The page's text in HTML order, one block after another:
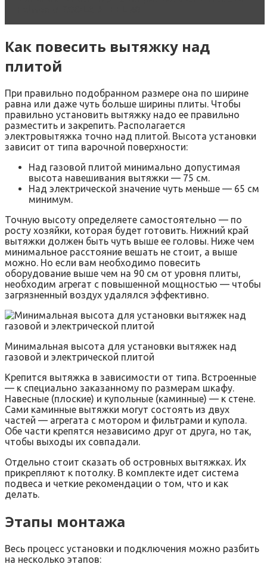
Как повесить вытяжку над
плитой
При правильно подобранном размере она по ширине
равна или даже чуть больше ширины плиты. Чтобы
правильно установить вытяжку надо ее правильно
разместить и закрепить. Располагается
электровытяжка точно над плитой. Высота установки
зависит от типа варочной поверхности:
Над газовой плитой минимально допустимая
высота навешивания вытяжки — 75 см.
Над электрической значение чуть меньше — 65 см
минимум.
Точную высоту определяете самостоятельно — по
росту хозяйки, которая будет готовить. Нижний край
вытяжки должен быть чуть выше ее головы. Ниже чем
минимальное расстояние вешать не стоит, а выше
можно. Но если вам необходимо повесить
оборудование выше чем на 90 см от уровня плиты,
необходим агрегат с повышенной мощностью — чтобы
загрязненный воздух удалялся эффективно.
Минимальная высота для установки вытяжек над
газовой и электрической плитой
Крепится вытяжка в зависимости от типа. Встроенные
— к специально заказанному по размерам шкафу.
Навесные (плоские) и купольные (каминные) — к стене.
Сами каминные вытяжки могут состоять из двух
частей — агрегата с мотором и фильтрами и купола.
Обе части крепятся независимо друг от друга, но так,
чтобы выходы их совпадали.
Отдельно стоит сказать об островных вытяжках. Их
прикрепляют к потолку. В комплекте идет система
подвеса и четкие рекомендации о том, что и как
делать.
Этапы монтажа
Весь процесс установки и подключения можно разбить
на несколько этапов: